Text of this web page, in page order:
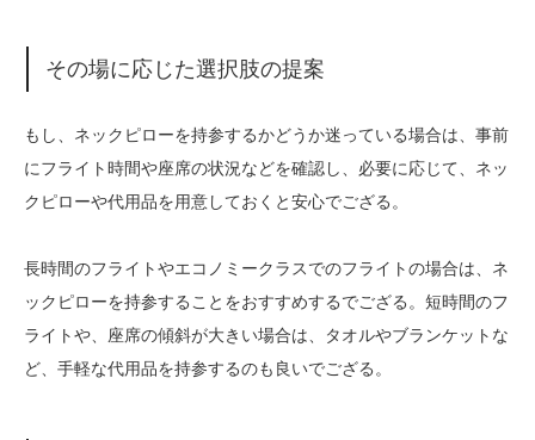
その場に応じた選択肢の提案
もし、ネックピローを持参するかどうか迷っている場合は、事前
にフライト時間や座席の状況などを確認し、必要に応じて、ネッ
クピローや代用品を用意しておくと安心でござる。
長時間のフライトやエコノミークラスでのフライトの場合は、ネ
ックピローを持参することをおすすめするでござる。短時間のフ
ライトや、座席の傾斜が大きい場合は、タオルやブランケットな
ど、手軽な代用品を持参するのも良いでござる。